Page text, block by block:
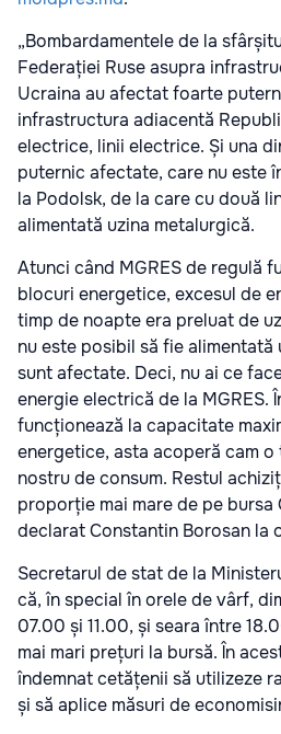
„Bombardamentele de la
Federației Ruse asupra
Ucraina au afectat foarte
infrastructura adiacentă
electrice, linii electrice. Și una
puternic afectate, care nu este
la Podolsk, de la care cu două
alimentată uzina metalurgică.
Atunci când MGRES de regulă
blocuri energetice, excesul de
timp de noapte era preluat de
nu este posibil să fie alimentată
sunt afectate. Deci, nu ai ce
energie electrică de la MGRES.
funcționează la capacitate
energetice, asta acoperă cam o
nostru de consum. Restul
proporție mai mare de pe bursa
declarat Constantin Borosan la
Secretarul de stat de la
că, în special în orele de vârf,
07.00 și 11.00, și seara între
mai mari prețuri la bursă. În
îndemnat cetățenii să utilizeze
și să aplice măsuri de